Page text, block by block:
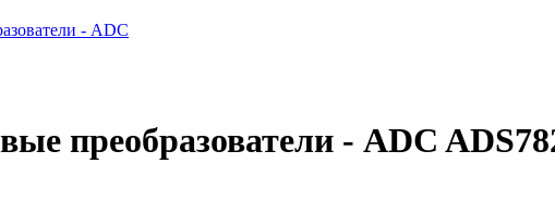
- ADC
преобразователи - ADC